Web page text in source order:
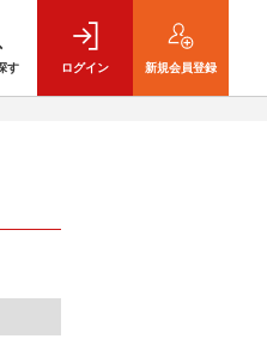
す ログイン 新規会員登録